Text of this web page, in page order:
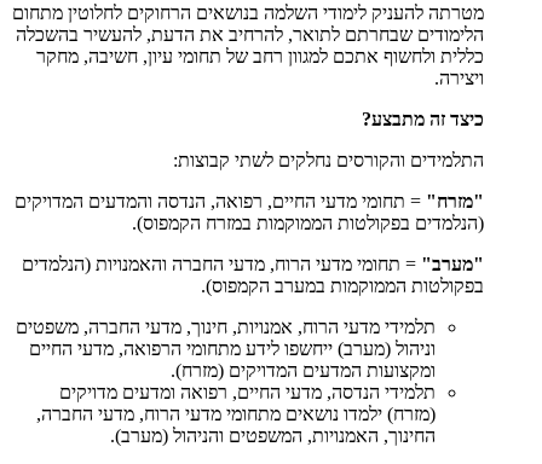
מטרתה להעניק לימודי השלמה בנושאים הרחוקים לחלוטין מתחום
הלימודים שבחרתם לתואר, להרחיב את הדעת, להעשיר בהשכלה
כללית ולחשוף אתכם למגוון רחב של תחומי עיון, חשיבה, מחקר
ויצירה.
כיצד זה מתבצע?
התלמידים והקורסים נחלקים לשתי קבוצות:
"מזרח" = תחומי מדעי החיים, רפואה, הנדסה והמדעים המדויקים
(הנלמדים בפקולטות הממוקמות במזרח הקמפוס).
"מערב" = תחומי מדעי הרוח, מדעי החברה והאמנויות (הנלמדים
בפקולטות הממוקמות במערב הקמפוס).
תלמידי מדעי הרוח, אמנויות, חינוך, מדעי החברה, משפטים
וניהול (מערב) ייחשפו לידע מתחומי הרפואה, מדעי החיים
ומקצועות המדעים המדויקים (מזרח).
תלמידי הנדסה, מדעי החיים, רפואה ומדעים מדויקים
(מזרח) ילמדו נושאים מתחומי מדעי הרוח, מדעי החברה,
החינוך, האמנויות, המשפטים והניהול (מערב).